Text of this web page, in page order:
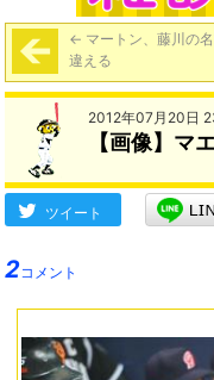
← マートン、藤川の
違える
2012年07月20日
【画像】マ
ツイート
2コメント